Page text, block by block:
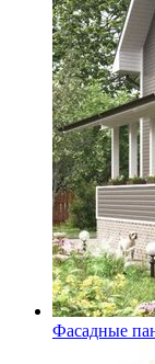
Фасадные